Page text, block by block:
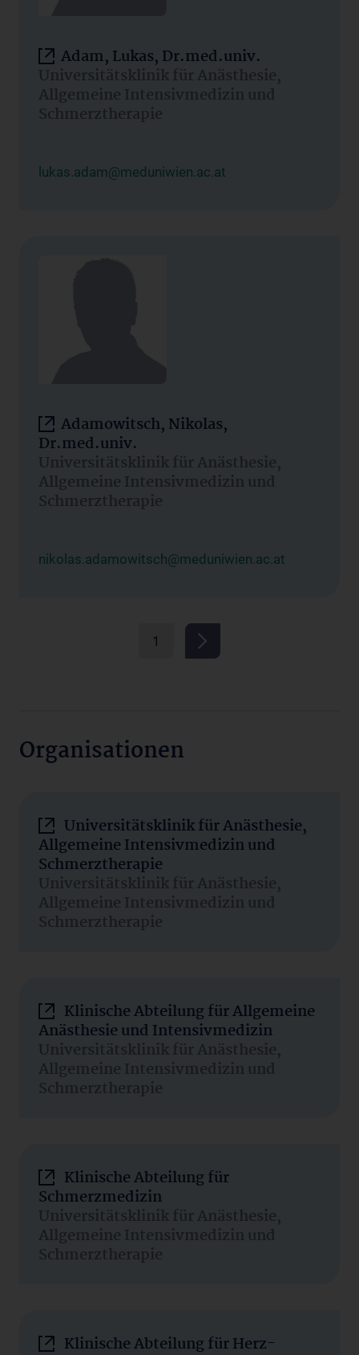
Adam, Lukas, Dr.med.univ.
Universitätsklinik für Anästhesie,
Allgemeine Intensivmedizin und
Schmerztherapie
lukas.adam@meduniwien.ac.at
Adamowitsch, Nikolas,
Dr.med.univ.
Universitätsklinik für Anästhesie,
Allgemeine Intensivmedizin und
Schmerztherapie
nikolas.adamowitsch@meduniwien.ac.at
1
Organisationen
Universitätsklinik für Anästhesie,
Allgemeine Intensivmedizin und
Schmerztherapie
Universitätsklinik für Anästhesie,
Allgemeine Intensivmedizin und
Schmerztherapie
Klinische Abteilung für Allgemeine
Anästhesie und Intensivmedizin
Universitätsklinik für Anästhesie,
Allgemeine Intensivmedizin und
Schmerztherapie
Klinische Abteilung für
Schmerzmedizin
Universitätsklinik für Anästhesie,
Allgemeine Intensivmedizin und
Schmerztherapie
Klinische Abteilung für Herz-